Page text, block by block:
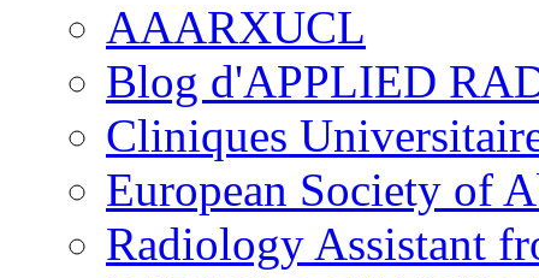
AAARXUCL
Blog d'APPLIED
Cliniques
European Society of
Radiology Assistant